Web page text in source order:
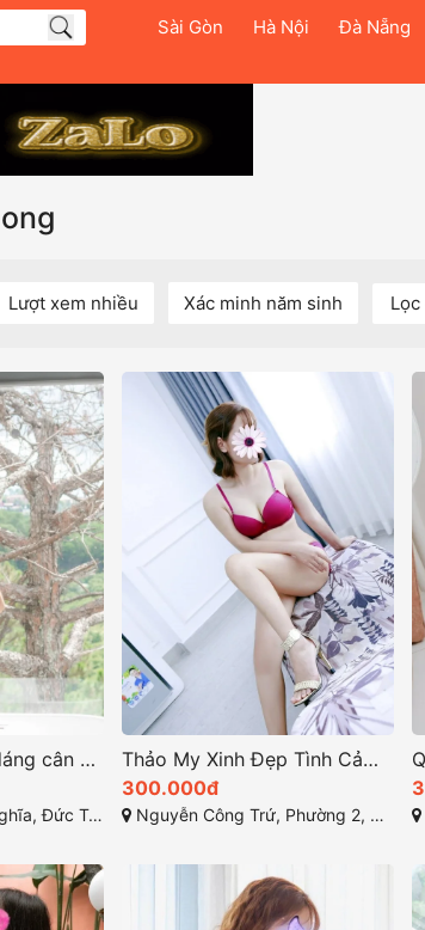
Sài Gòn Hà Nội Đà Nẵng
Lượt xem nhiều Xác minh năm sinh Lọc
Thiên An Với vóc dáng cân đối và quyến rũ
Lâm Đồng
Thảo My Xinh Đẹp Tình Cảm Đầy Cảm Xúc
300.000đ
Nguyễn Công Trứ, Phường 2, Thành phố Bảo Lộc, Tỉnh Lâm Đồng